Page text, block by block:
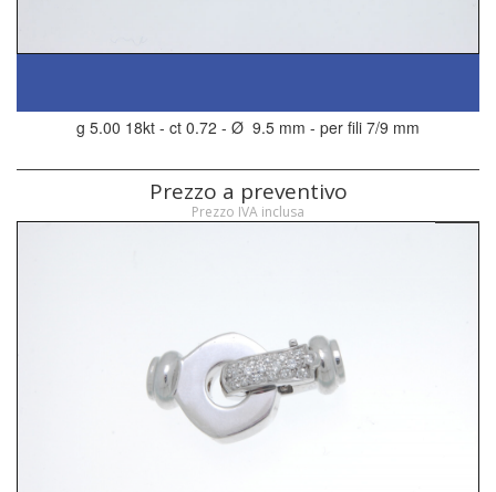
g 5.00 18kt - ct 0.72 - Ø 9.5 mm - per fili 7/9 mm
Prezzo a preventivo
Prezzo IVA inclusa